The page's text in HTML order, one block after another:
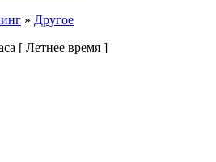
» Другое
[ Летнее время ]